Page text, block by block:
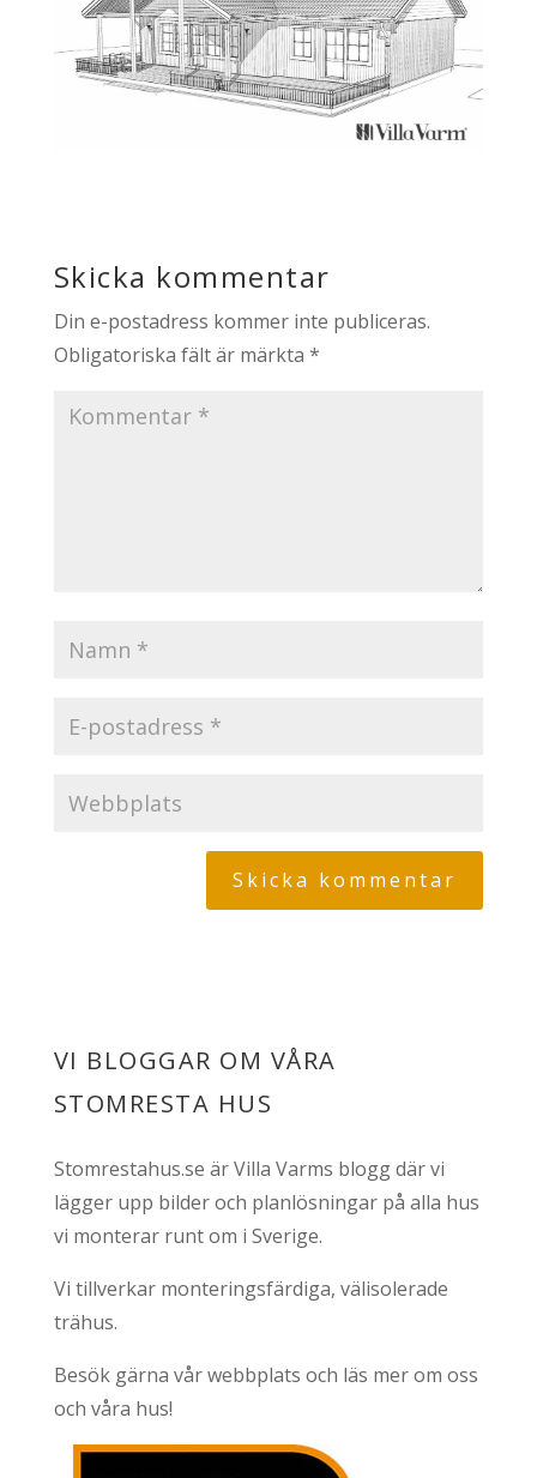
Skicka kommentar
Din e-postadress kommer inte publiceras.
Obligatoriska fält är märkta *
VI BLOGGAR OM VÅRA
STOMRESTA HUS
Stomrestahus.se är Villa Varms blogg där vi
lägger upp bilder och planlösningar på alla hus
vi monterar runt om i Sverige.
Vi tillverkar monteringsfärdiga, välisolerade
trähus.
Besök gärna vår webbplats och läs mer om oss
och våra hus!